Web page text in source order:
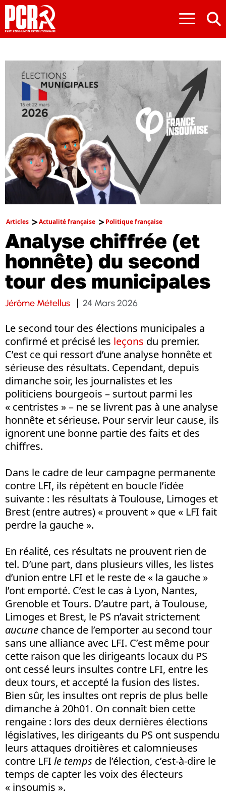
≡
Articles Actualité française Politique française
Analyse chiffrée (et
honnête) du second
tour des municipales
Jérôme Métellus 24 Mars 2026
Le second tour des élections municipales a
confirmé et précisé les leçons du premier.
C’est ce qui ressort d’une analyse honnête et
sérieuse des résultats. Cependant, depuis
dimanche soir, les journalistes et les
politiciens bourgeois – surtout parmi les
« centristes » – ne se livrent pas à une analyse
honnête et sérieuse. Pour servir leur cause, ils
ignorent une bonne partie des faits et des
chiffres.
Dans le cadre de leur campagne permanente
contre LFI, ils répètent en boucle l’idée
suivante : les résultats à Toulouse, Limoges et
Brest (entre autres) « prouvent » que « LFI fait
perdre la gauche ».
En réalité, ces résultats ne prouvent rien de
tel. D’une part, dans plusieurs villes, les listes
d’union entre LFI et le reste de « la gauche »
l’ont emporté. C’est le cas à Lyon, Nantes,
Grenoble et Tours. D’autre part, à Toulouse,
Limoges et Brest, le PS n’avait strictement
aucune chance de l’emporter au second tour
sans une alliance avec LFI. C’est même pour
cette raison que les dirigeants locaux du PS
ont cessé leurs insultes contre LFI, entre les
deux tours, et accepté la fusion des listes.
Bien sûr, les insultes ont repris de plus belle
dimanche à 20h01. On connaît bien cette
rengaine : lors des deux dernières élections
législatives, les dirigeants du PS ont suspendu
leurs attaques droitières et calomnieuses
contre LFI le temps de l’élection, c’est-à-dire le
temps de capter les voix des électeurs
« insoumis ».